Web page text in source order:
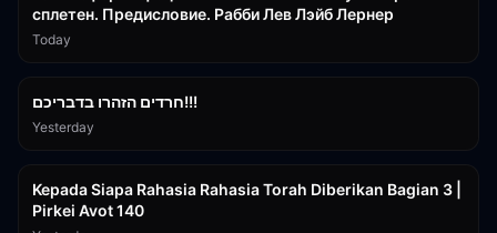
сплетен. Предисловие. Рабби Лев Лэйб Лернер
Today
חרדים הזהרו בדבריכם!!!
Yesterday
Kepada Siapa Rahasia Rahasia Torah Diberikan Bagian 3 |
Pirkei Avot 140